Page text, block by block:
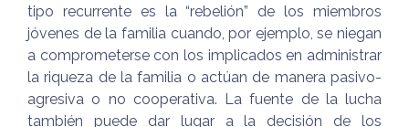
tipo recurrente es la “rebelión” de los miembros
jóvenes de la familia cuando, por ejemplo, se niegan
a comprometerse con los implicados en administrar
la riqueza de la familia o actúan de manera pasivo-
agresiva o no cooperativa. La fuente de la lucha
también puede dar lugar a la decisión de los